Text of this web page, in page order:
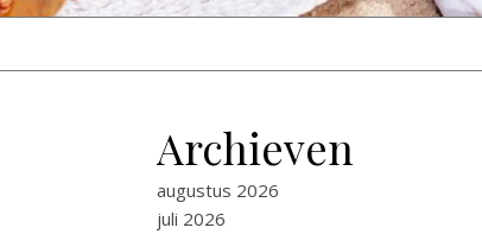
Archieven
augustus 2026
juli 2026